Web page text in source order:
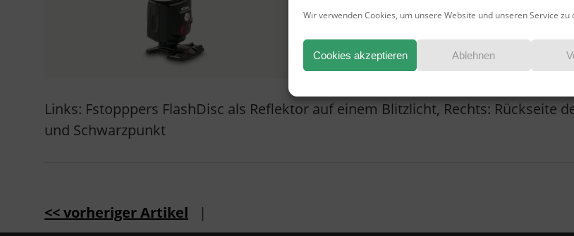
Wir verwenden Cookies, um unsere Website und unseren Service zu
Cookies akzeptieren Ablehnen
Links: Fstopppers FlashDisc als Reflektor auf einem Blitzlicht, Rechts: Rückseite
und Schwarzpunkt
<< vorheriger Artikel |